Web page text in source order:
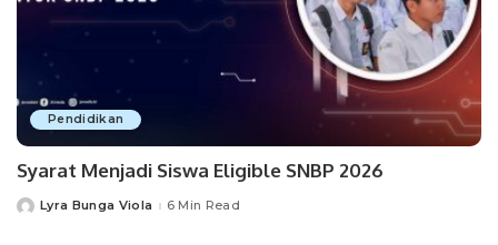
Pendidikan
Syarat Menjadi Siswa Eligible SNBP 2026
PostedLyra Bunga Viola 6 Min Read